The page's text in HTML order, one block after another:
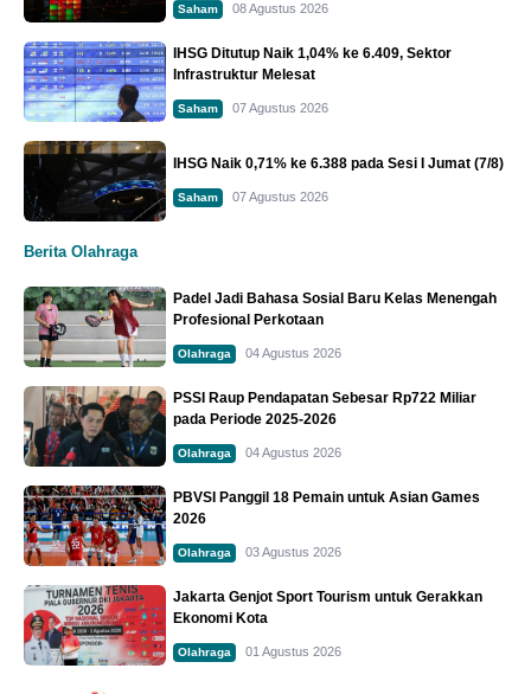
Saham 08 Agustus 2026
IHSG Ditutup Naik 1,04% ke 6.409, Sektor
Infrastruktur Melesat
Saham 07 Agustus 2026
IHSG Naik 0,71% ke 6.388 pada Sesi I Jumat (7/8)
Saham 07 Agustus 2026
Berita Olahraga
Padel Jadi Bahasa Sosial Baru Kelas Menengah
Profesional Perkotaan
Olahraga 04 Agustus 2026
PSSI Raup Pendapatan Sebesar Rp722 Miliar
pada Periode 2025-2026
Olahraga 04 Agustus 2026
PBVSI Panggil 18 Pemain untuk Asian Games
2026
Olahraga 03 Agustus 2026
Jakarta Genjot Sport Tourism untuk Gerakkan
Ekonomi Kota
Olahraga 01 Agustus 2026